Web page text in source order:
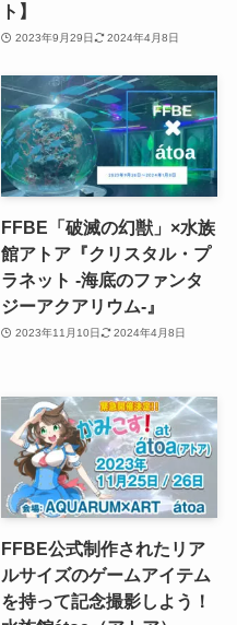
ト】
2023年9月29日 2024年4月8日
FFBE「破滅の幻獣」×水族
館アトア『クリスタル・プ
ラネット -海底のファンタ
ジーアクアリウム-』
2023年11月10日 2024年4月8日
FFBE公式制作されたリア
ルサイズのゲームアイテム
を持って記念撮影しよう！